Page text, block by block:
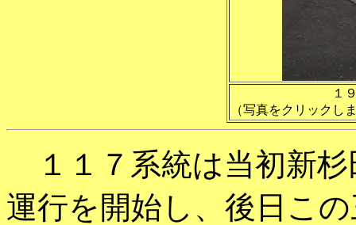
１
（写真をクリックし
１１７系統は当初新杉
運行を開始し、後日こ